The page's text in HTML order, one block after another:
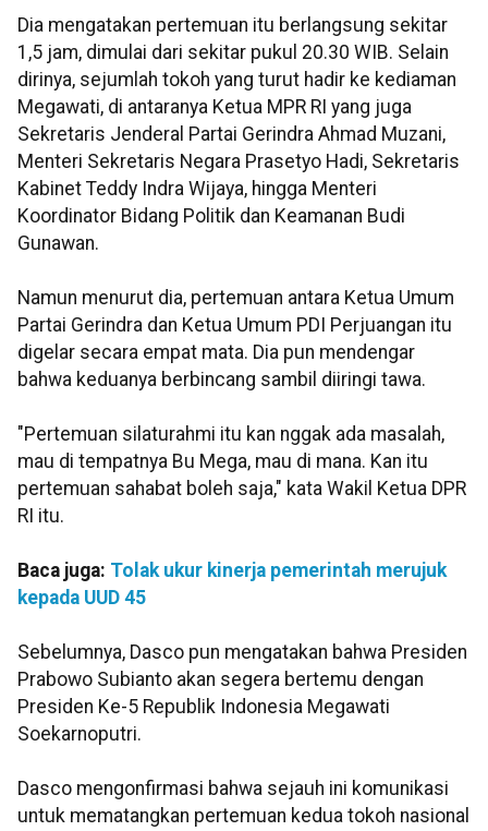
Dia mengatakan pertemuan itu berlangsung sekitar
1,5 jam, dimulai dari sekitar pukul 20.30 WIB. Selain
dirinya, sejumlah tokoh yang turut hadir ke kediaman
Megawati, di antaranya Ketua MPR RI yang juga
Sekretaris Jenderal Partai Gerindra Ahmad Muzani,
Menteri Sekretaris Negara Prasetyo Hadi, Sekretaris
Kabinet Teddy Indra Wijaya, hingga Menteri
Koordinator Bidang Politik dan Keamanan Budi
Gunawan.
Namun menurut dia, pertemuan antara Ketua Umum
Partai Gerindra dan Ketua Umum PDI Perjuangan itu
digelar secara empat mata. Dia pun mendengar
bahwa keduanya berbincang sambil diiringi tawa.
"Pertemuan silaturahmi itu kan nggak ada masalah,
mau di tempatnya Bu Mega, mau di mana. Kan itu
pertemuan sahabat boleh saja," kata Wakil Ketua DPR
RI itu.
Baca juga: Tolak ukur kinerja pemerintah merujuk
kepada UUD 45
Sebelumnya, Dasco pun mengatakan bahwa Presiden
Prabowo Subianto akan segera bertemu dengan
Presiden Ke-5 Republik Indonesia Megawati
Soekarnoputri.
Dasco mengonfirmasi bahwa sejauh ini komunikasi
untuk mematangkan pertemuan kedua tokoh nasional